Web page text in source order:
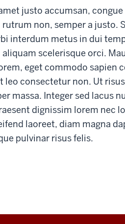
justo accumsan,
non, semper a justo.
interdum metus in dui
aliquam scelerisque orci.
eget commodo sapien
leo consectetur non. Ut
massa. Integer sed lacus
dignissim lorem nec
laoreet, diam magna
pulvinar risus felis.